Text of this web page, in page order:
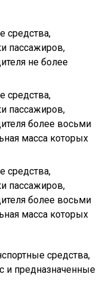
средства,
пассажиров,
не более
средства,
пассажиров,
более восьми
масса которых
средства,
пассажиров,
более восьми
масса которых
средства,
и предназначенные